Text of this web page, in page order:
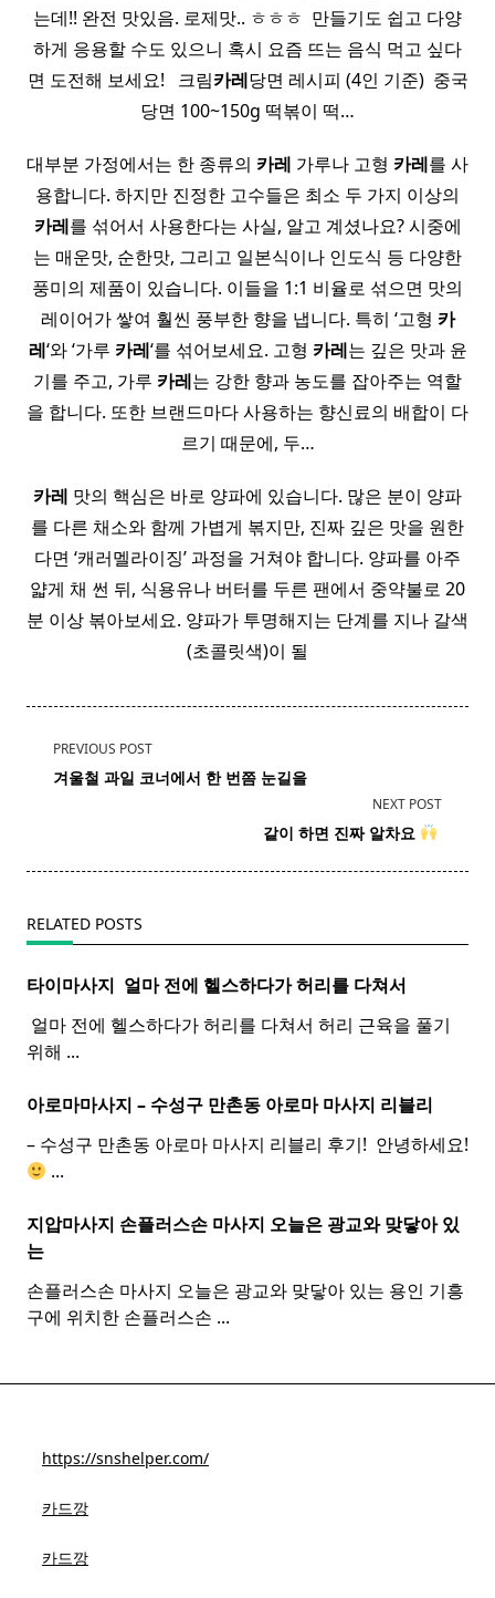
는데!! 완전 맛있음. 로제맛.. ㅎㅎㅎ ​ 만들기도 쉽고 다양
하게 응용할 수도 있으니 혹시 요즘 뜨는 음식 먹고 싶다
면 도전해 보세요! ​ ​ 크림카레당면 레시피 (4인 기준) ​ 중국
당면 100~150g 떡볶이 떡…
대부분 가정에서는 한 종류의 카레 가루나 고형 카레를 사
용합니다. 하지만 진정한 고수들은 최소 두 가지 이상의
카레를 섞어서 사용한다는 사실, 알고 계셨나요? 시중에
는 매운맛, 순한맛, 그리고 일본식이나 인도식 등 다양한
풍미의 제품이 있습니다. 이들을 1:1 비율로 섞으면 맛의
레이어가 쌓여 훨씬 풍부한 향을 냅니다. 특히 ‘고형 카
레‘와 ‘가루 카레‘를 섞어보세요. 고형 카레는 깊은 맛과 윤
기를 주고, 가루 카레는 강한 향과 농도를 잡아주는 역할
을 합니다. 또한 브랜드마다 사용하는 향신료의 배합이 다
르기 때문에, 두…
카레 맛의 핵심은 바로 양파에 있습니다. 많은 분이 양파
를 다른 채소와 함께 가볍게 볶지만, 진짜 깊은 맛을 원한
다면 ‘캐러멜라이징’ 과정을 거쳐야 합니다. 양파를 아주
얇게 채 썬 뒤, 식용유나 버터를 두른 팬에서 중약불로 20
분 이상 볶아보세요. 양파가 투명해지는 단계를 지나 갈색
(초콜릿색)이 될
<span
class="nav-
text">Page</span>
PREVIOUS POST
겨울철 과일 코너에서 한 번쯤 눈길을
NEXT POST
같이 하면 진짜 알차요
RELATED POSTS
타이마사지 ​ 얼마 전에 헬스하다가 허리를 다쳐서
​ 얼마 전에 헬스하다가 허리를 다쳐서 허리 근육을 풀기
위해 ...
아로마마사지 – 수성구 만촌동 아로마 마사지 리블리
– 수성구 만촌동 아로마 마사지 리블리 후기! ​ 안녕하세요!
...
지압마사지 손플러스손 마사지 오늘은 광교와 맞닿아 있
는
손플러스손 마사지 오늘은 광교와 맞닿아 있는 용인 기흥
구에 위치한 손플러스손 ...
https://snshelper.com/
카드깡
카드깡